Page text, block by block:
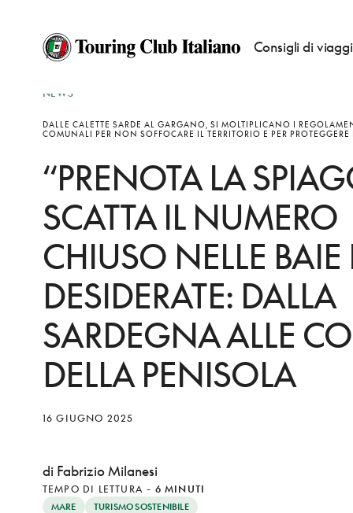
Consigli di
NEWS
DALLE CALETTE SARDE AL GARGANO, SI MOLTIPLICANO I
COMUNALI PER NON SOFFOCARE IL TERRITORIO E PER PROTEGGERE
“PRENOTA LA
SCATTA IL NUMERO
CHIUSO NELLE BAIE
DESIDERATE: DALLA
SARDEGNA ALLE
DELLA PENISOLA
16 GIUGNO 2025
di Fabrizio Milanesi
TEMPO DI LETTURA - 6 MINUTI
MARE TURISMO SOSTENIBILE